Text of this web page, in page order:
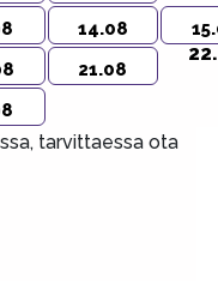
14.08
21.08
tarvittaessa ota